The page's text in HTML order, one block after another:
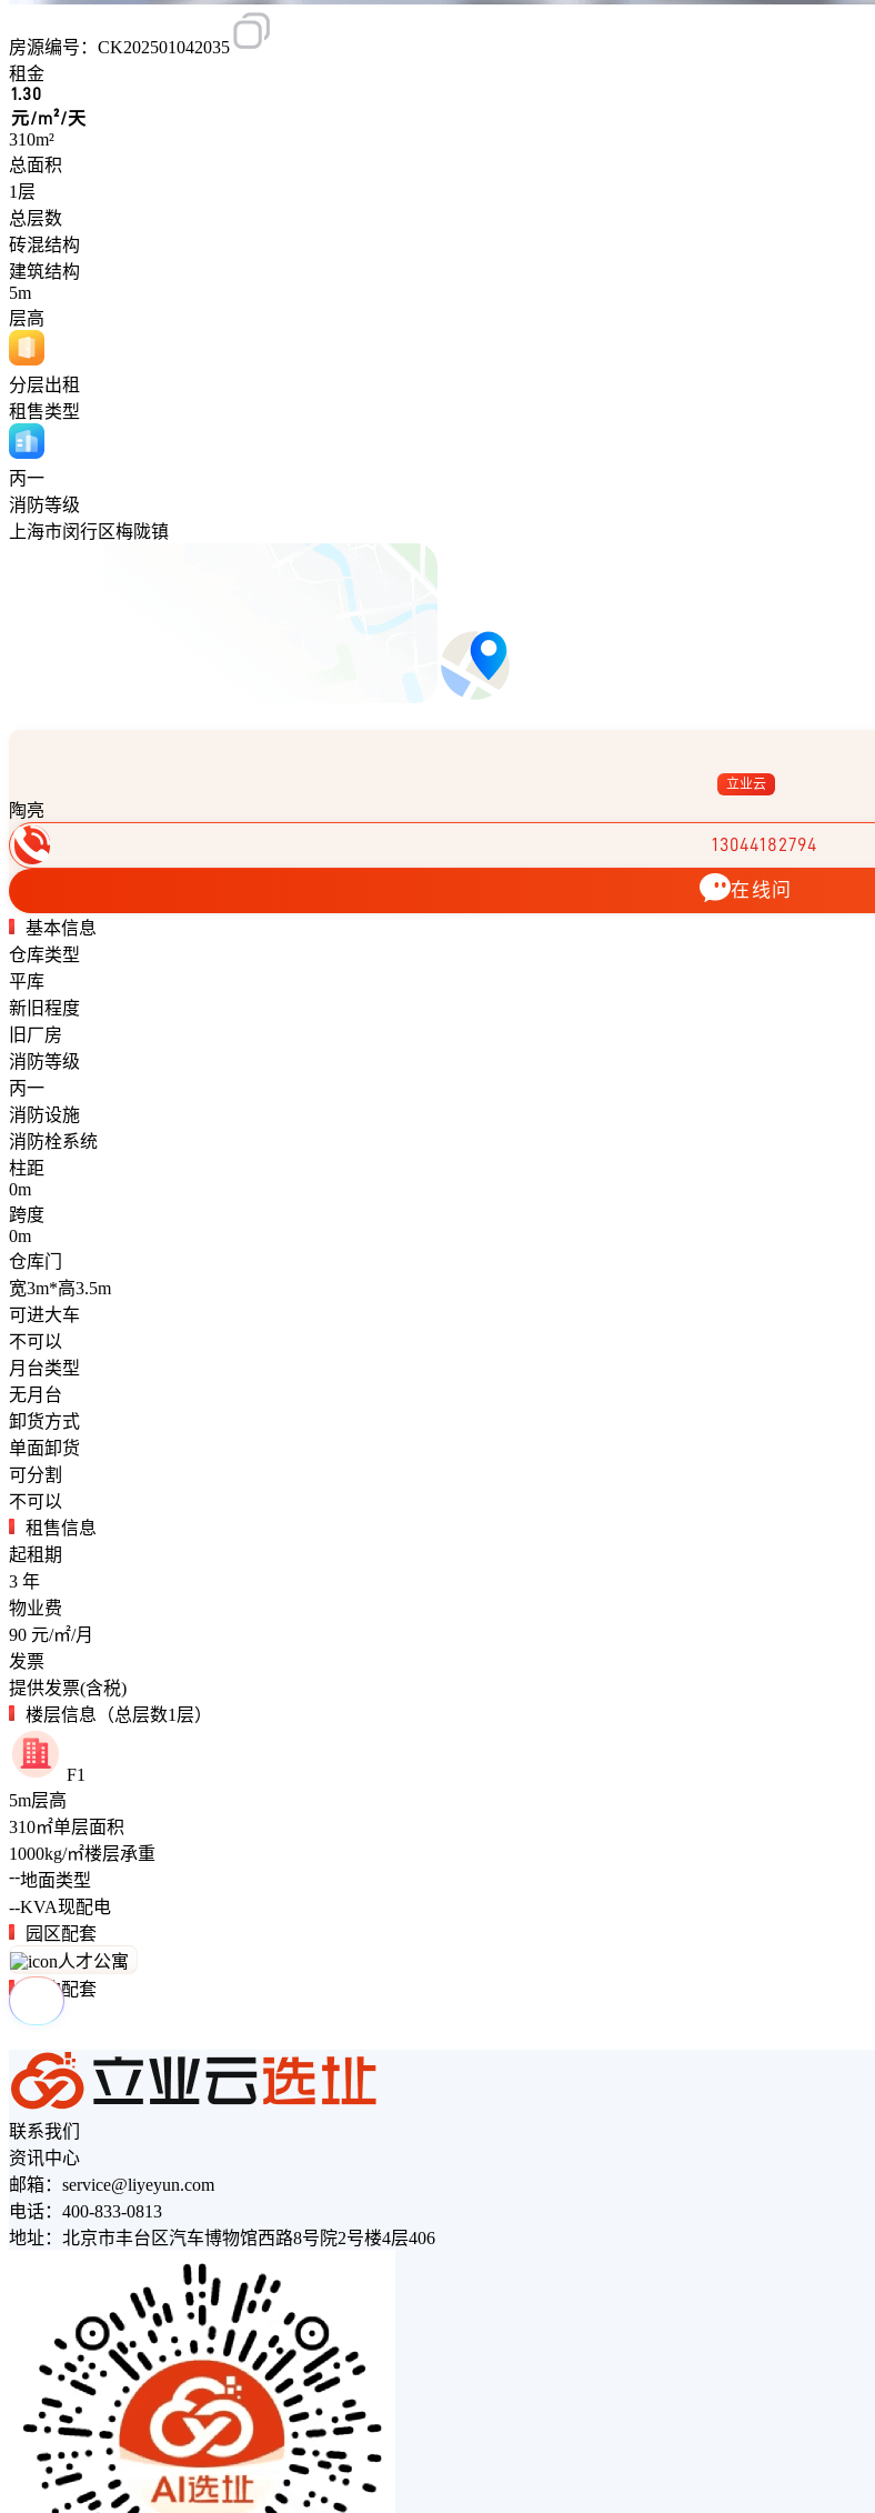
房源编号：CK202501042035
租金
1.30
元/m²/天
310m²
总面积
1层
总层数
砖混结构
建筑结构
5m
层高
分层出租
租售类型
丙一
消防等级
上海市闵行区梅陇镇
立业云
陶亮
13044182794
在线问
基本信息
仓库类型
平库
新旧程度
旧厂房
消防等级
丙一
消防设施
消防栓系统
柱距
0m
跨度
0m
仓库门
宽3m*高3.5m
可进大车
不可以
月台类型
无月台
卸货方式
单面卸货
可分割
不可以
租售信息
起租期
3 年
物业费
90 元/㎡/月
发票
提供发票(含税)
楼层信息（总层数1层）
F1
5m层高
310㎡单层面积
1000kg/㎡楼层承重
--地面类型
--KVA现配电
园区配套
人才公寓
周边配套
联系我们
资讯中心
邮箱：service@liyeyun.com
电话：400-833-0813
地址：北京市丰台区汽车博物馆西路8号院2号楼4层406